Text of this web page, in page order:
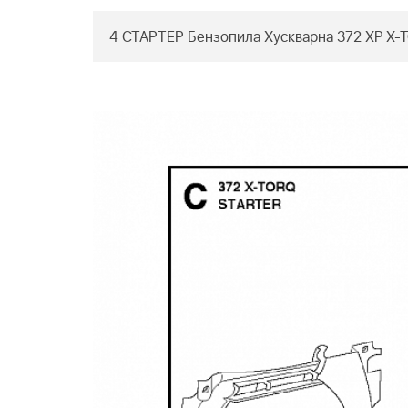
4 СТАРТЕР Бензопила Хускварна 372 XP X-